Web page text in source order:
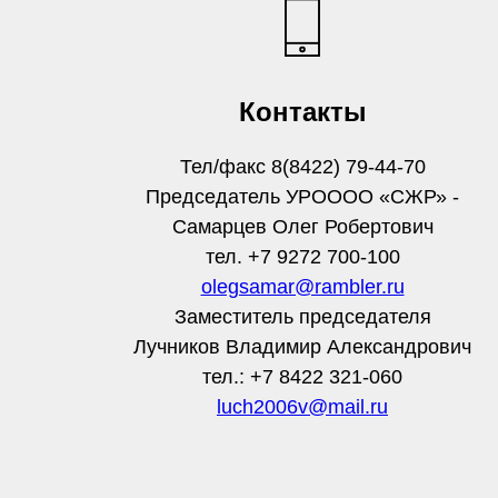
Контакты
Тел/факс 8(8422) 79-44-70
Председатель УРОООО «СЖР» -
Самарцев Олег Робертович
тел. +7 9272 700-100
olegsamar@rambler.ru
Заместитель председателя
Лучников Владимир Александрович
тел.: +7 8422 321-060
luch2006v@mail.ru